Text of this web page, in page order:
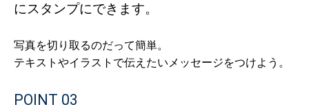
にスタンプにできます。
写真を切り取るのだって簡単。
テキストやイラストで伝えたいメッセージをつけよう。
POINT 03